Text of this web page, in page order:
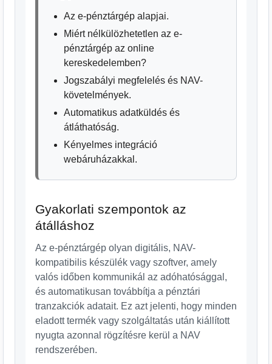
Az e-pénztárgép alapjai.
Miért nélkülözhetetlen az e-
pénztárgép az online
kereskedelemben?
Jogszabályi megfelelés és NAV-
követelmények.
Automatikus adatküldés és
átláthatóság.
Kényelmes integráció
webáruházakkal.
Gyakorlati szempontok az
átálláshoz
Az e-pénztárgép olyan digitális, NAV-
kompatibilis készülék vagy szoftver, amely
valós időben kommunikál az adóhatósággal,
és automatikusan továbbítja a pénztári
tranzakciók adatait. Ez azt jelenti, hogy minden
eladott termék vagy szolgáltatás után kiállított
nyugta azonnal rögzítésre kerül a NAV
rendszerében.